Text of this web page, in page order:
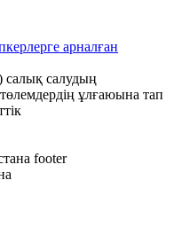
арналған
салудың
ұлғаюына тап